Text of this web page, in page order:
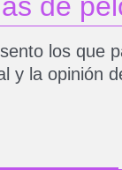
los que
y la opinión